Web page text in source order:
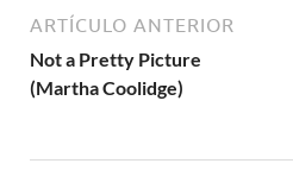
ARTÍCULO ANTERIOR
Not a Pretty Picture
(Martha Coolidge)